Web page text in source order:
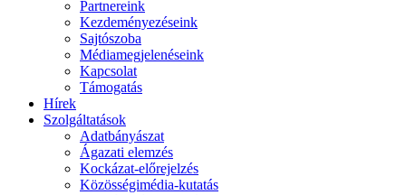
Partnereink
Kezdeményezéseink
Sajtószoba
Médiamegjelenéseink
Kapcsolat
Támogatás
Hírek
Szolgáltatások
Adatbányászat
Ágazati elemzés
Kockázat-előrejelzés
Közösségimédia-kutatás